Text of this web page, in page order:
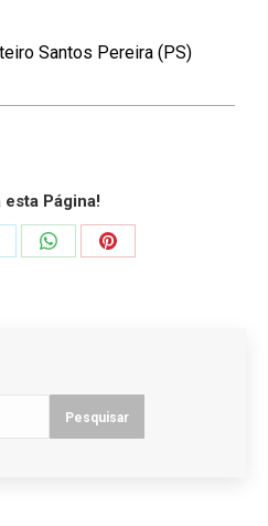
Santos Pereira (PS)
esta Página!
Pesquisar